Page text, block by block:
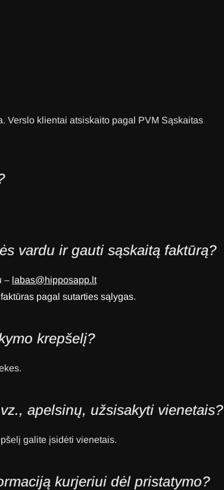
Verslo klientai atsiskaito pagal PVM Sąskaitas
vardu ir gauti sąskaitą faktūrą?
– labas@hipposapp.lt
pagal sutarties sąlygas.
krepšelį?
apelsinų, užsisakyti vienetais?
galite įsidėti vienetais.
kurjeriui dėl pristatymo?